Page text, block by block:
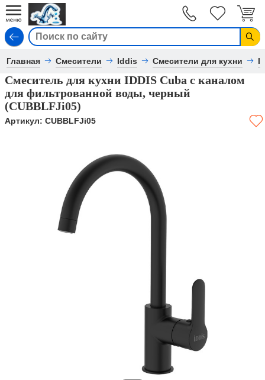
Главная Смесители Iddis Смесители для кухни
Смеситель для кухни IDDIS Cuba с каналом
для фильтрованной воды, черный
(CUBBLFJi05)
Артикул: CUBBLFJi05